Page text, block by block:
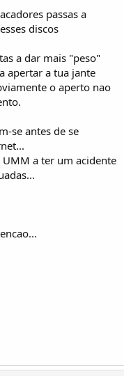
passas a
discos
a dar mais "peso"
apertar a tua jante
o aperto nao
se antes de se
a ter um acidente